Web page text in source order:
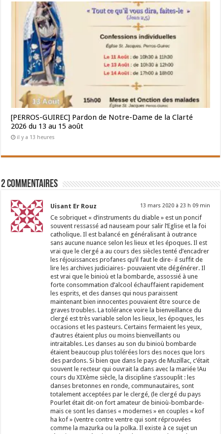
[PERROS-GUIREC] Pardon de Notre-Dame de la Clarté
2026 du 13 au 15 août
il y a 13 heures
2 Commentaires
Uisant Er Rouz 13 mars 2020 à 23 h 09 min
Ce sobriquet « d’instruments du diable » est un poncif
souvent ressassé ad nauseam pour salir l’Eglise et la foi
catholique. Il est balancé en généralisant à outrance
sans aucune nuance selon les lieux et les époques. Il est
vrai que le clergé a au cours des siècles tenté d’encadrer
les réjouissances profanes qu’il faut le dire- il suffit de
lire les archives judiciaires- pouvaient vite dégénérer. Il
est vrai que le binioù et la bombarde, assossié à une
forte consommation d’alcool échauffaient rapidement
les esprits, et des danses qui nous paraissent
maintenant bien innocentes pouvaient être source de
graves troubles. La tolérance voire la bienveillance du
clergé est très variable selon les lieux, les époques, les
occasions et les pasteurs. Certains fermaient les yeux,
d’autres étaient plus ou moins bienveillants ou
intraitables. Les danses au son du binioù bombarde
étaient beaucoup plus tolérées lors des noces que lors
des pardons. Si bien que dans le pays de Muzillac, c’était
souvent le recteur qui ouvrait la dans avec la mariée !Au
cours du XIXème siècle, la discipline s’assouplit : les
danses bretonnes en ronde, communautaires, sont
totalement acceptées par le clergé, (le clergé du pays
Pourlet était dit-on fort amateur de binioù-bombarde-
mais ce sont les danses « modernes » en couples « kof
ha kof » (ventre contre ventre qui sont réprouvées
comme la mazurka ou la polka. Il existe à ce sujet un